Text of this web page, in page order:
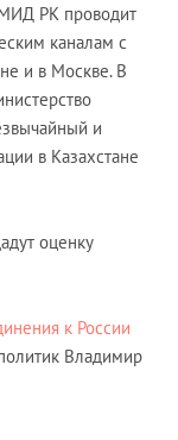
МИД РК проводит
каналам с
и в Москве. В
и
в Казахстане
оценку
к России
Владимир